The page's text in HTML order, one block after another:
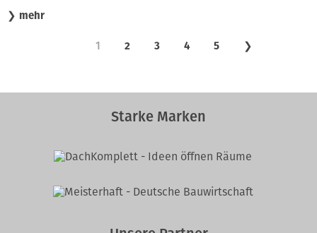
❯ mehr
1 2 3 4 5 ❯
Starke Marken